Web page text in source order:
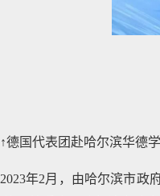
↑德国代表团赴哈尔滨华德
2023年2月，由哈尔滨市政